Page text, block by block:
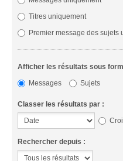
Titres uniquement
Premier message des sujets
Afficher les résultats sous
Messages
Sujets
Classer les résultats par :
Rechercher depuis :